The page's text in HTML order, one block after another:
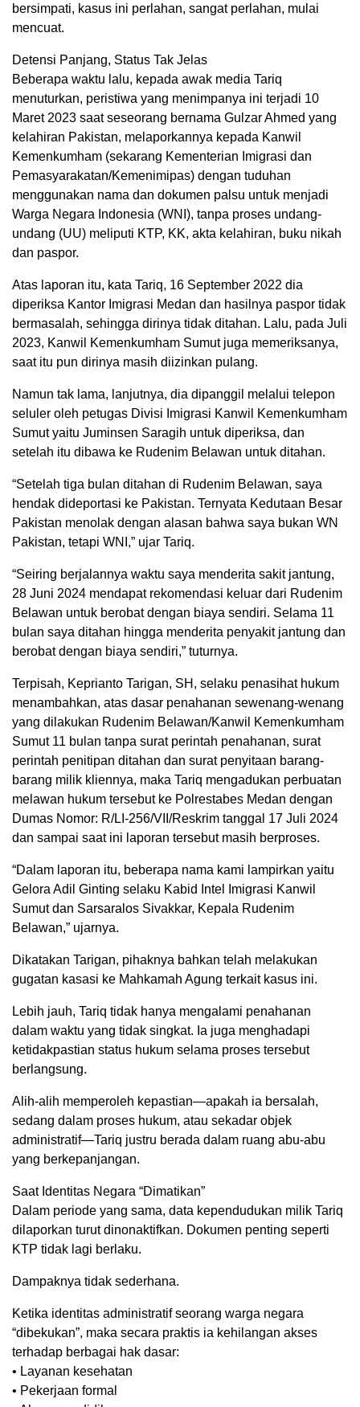
bersimpati, kasus ini perlahan, sangat perlahan, mulai
mencuat.
Detensi Panjang, Status Tak Jelas
Beberapa waktu lalu, kepada awak media Tariq
menuturkan, peristiwa yang menimpanya ini terjadi 10
Maret 2023 saat seseorang bernama Gulzar Ahmed yang
kelahiran Pakistan, melaporkannya kepada Kanwil
Kemenkumham (sekarang Kementerian Imigrasi dan
Pemasyarakatan/Kemenimipas) dengan tuduhan
menggunakan nama dan dokumen palsu untuk menjadi
Warga Negara Indonesia (WNI), tanpa proses undang-
undang (UU) meliputi KTP, KK, akta kelahiran, buku nikah
dan paspor.
Atas laporan itu, kata Tariq, 16 September 2022 dia
diperiksa Kantor Imigrasi Medan dan hasilnya paspor tidak
bermasalah, sehingga dirinya tidak ditahan. Lalu, pada Juli
2023, Kanwil Kemenkumham Sumut juga memeriksanya,
saat itu pun dirinya masih diizinkan pulang.
Namun tak lama, lanjutnya, dia dipanggil melalui telepon
seluler oleh petugas Divisi Imigrasi Kanwil Kemenkumham
Sumut yaitu Juminsen Saragih untuk diperiksa, dan
setelah itu dibawa ke Rudenim Belawan untuk ditahan.
“Setelah tiga bulan ditahan di Rudenim Belawan, saya
hendak dideportasi ke Pakistan. Ternyata Kedutaan Besar
Pakistan menolak dengan alasan bahwa saya bukan WN
Pakistan, tetapi WNI,” ujar Tariq.
“Seiring berjalannya waktu saya menderita sakit jantung,
28 Juni 2024 mendapat rekomendasi keluar dari Rudenim
Belawan untuk berobat dengan biaya sendiri. Selama 11
bulan saya ditahan hingga menderita penyakit jantung dan
berobat dengan biaya sendiri,” tuturnya.
Terpisah, Keprianto Tarigan, SH, selaku penasihat hukum
menambahkan, atas dasar penahanan sewenang-wenang
yang dilakukan Rudenim Belawan/Kanwil Kemenkumham
Sumut 11 bulan tanpa surat perintah penahanan, surat
perintah penitipan ditahan dan surat penyitaan barang-
barang milik kliennya, maka Tariq mengadukan perbuatan
melawan hukum tersebut ke Polrestabes Medan dengan
Dumas Nomor: R/LI-256/VII/Reskrim tanggal 17 Juli 2024
dan sampai saat ini laporan tersebut masih berproses.
“Dalam laporan itu, beberapa nama kami lampirkan yaitu
Gelora Adil Ginting selaku Kabid Intel Imigrasi Kanwil
Sumut dan Sarsaralos Sivakkar, Kepala Rudenim
Belawan,” ujarnya.
Dikatakan Tarigan, pihaknya bahkan telah melakukan
gugatan kasasi ke Mahkamah Agung terkait kasus ini.
Lebih jauh, Tariq tidak hanya mengalami penahanan
dalam waktu yang tidak singkat. Ia juga menghadapi
ketidakpastian status hukum selama proses tersebut
berlangsung.
Alih-alih memperoleh kepastian—apakah ia bersalah,
sedang dalam proses hukum, atau sekadar objek
administratif—Tariq justru berada dalam ruang abu-abu
yang berkepanjangan.
Saat Identitas Negara “Dimatikan”
Dalam periode yang sama, data kependudukan milik Tariq
dilaporkan turut dinonaktifkan. Dokumen penting seperti
KTP tidak lagi berlaku.
Dampaknya tidak sederhana.
Ketika identitas administratif seorang warga negara
“dibekukan”, maka secara praktis ia kehilangan akses
terhadap berbagai hak dasar:
• Layanan kesehatan
• Pekerjaan formal